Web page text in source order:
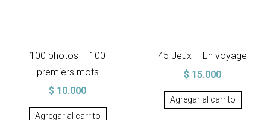
100 photos – 100
premiers mots
$ 10.000
Agregar al carrito
45 Jeux – En voyage
$ 15.000
Agregar al carrito